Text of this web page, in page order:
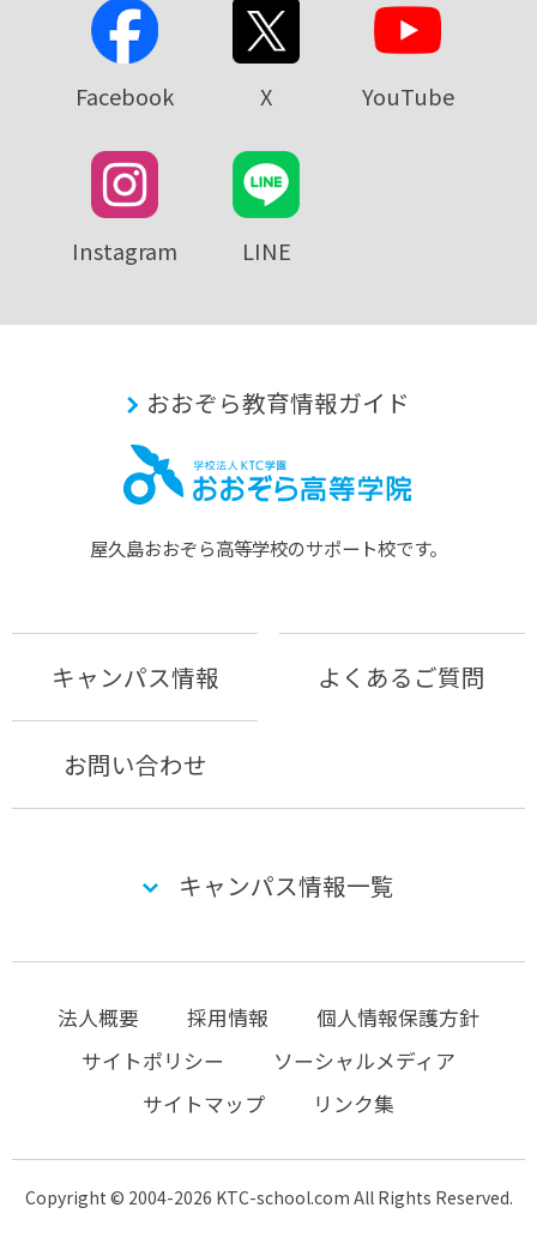
Facebook X YouTube
Instagram LINE
おおぞら教育情報ガイド
屋久島おおぞら⾼等学校のサポート校です。
キャンパス情報 よくあるご質問
お問い合わせ
キャンパス情報一覧
法人概要 採用情報
個人情報保護方針
サイトポリシー
ソーシャルメディア
サイトマップ
リンク集
Copyright © 2004-2026 KTC-school.com All Rights Reserved.